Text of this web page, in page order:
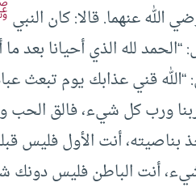
عنهما. قالا: كان النبي
لله الذي أحيانا بعد
قني عذابك يوم تبعث
ورب كل شيء، فالق الحب
أنت الأول فليس
أنت الباطن فليس دونك